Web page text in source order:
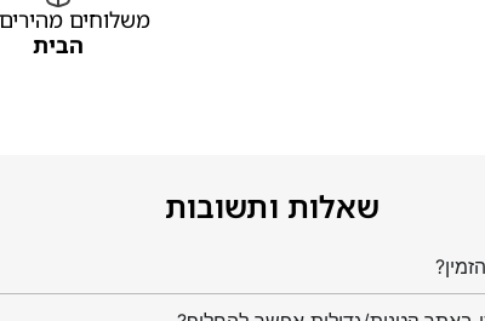
משלוחים
הבית
שאלות ותשובות